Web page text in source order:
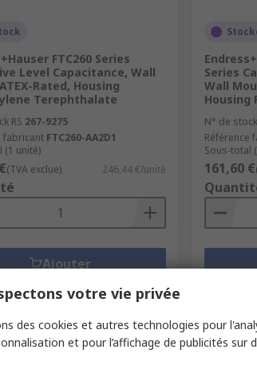
FTC260 Series
Level Capacitance, Wall
Rated, Housing
Terephthalate
RS 267-9275
fabricant FTC260-AA2D1
(1 unité)
(TVA exclue) 246,44 €/unité
Ajouter
Comparer
Series
Wall
Housing
N° de
Référence
Sous-total
161,60 €
votre vie privée
des cookies et autres technologies pour
et pour l’affichage de publicités sur